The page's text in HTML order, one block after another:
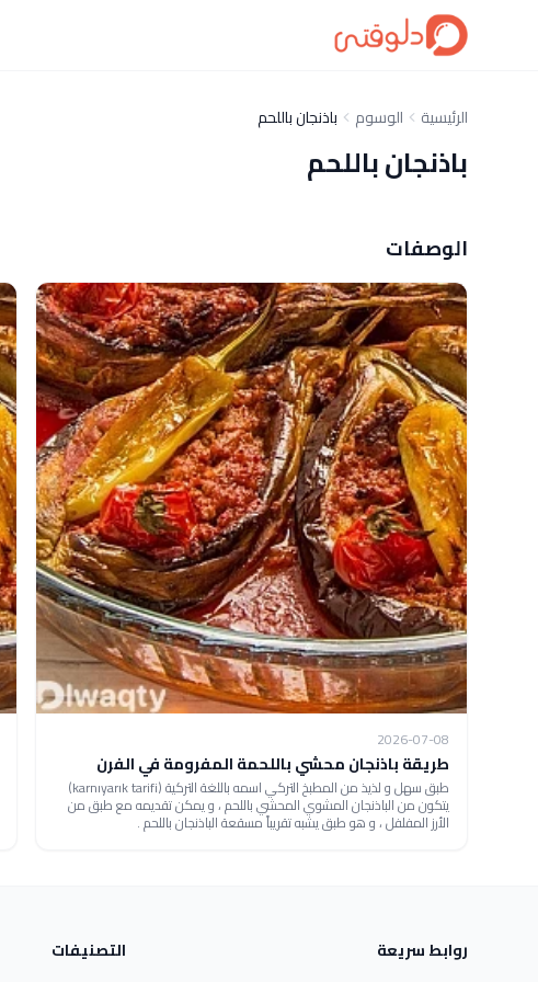
الرئيسية الوسوم باذنجان باللحم
باذنجان باللحم
الوصفات
2026-07-08
طريقة باذنجان محشي باللحمة المفرومة في الفرن
طبق سهل و لذيذ من المطبخ التركي اسمه باللغة التركية (karnıyarık tarifi)
يتكون من الباذنجان المشوي المحشي باللحم ، و يمكن تقديمه مع طبق من
الأرز المفلفل ، و هو طبق يشبه تقريباً مسقعة الباذنجان باللحم .
روابط سريعة
التصنيفات